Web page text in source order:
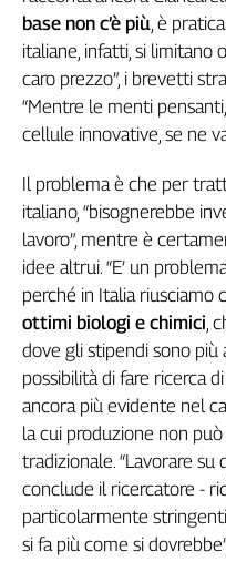
base non c’è più, è
italiane, infatti, si limitano
caro prezzo”, i brevetti
“Mentre le menti
cellule innovative, se ne
Il problema è che per
italiano, “bisognerebbe
lavoro”, mentre è
idee altrui. “E’ un
perché in Italia riusciamo
ottimi biologi e chimici,
dove gli stipendi sono più
possibilità di fare ricerca
ancora più evidente nel
la cui produzione non
tradizionale. “Lavorare su
conclude il ricercatore -
particolarmente
si fa più come si